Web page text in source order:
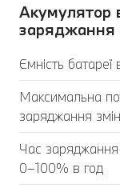
Акумулятор
заряджання
Ємність
Максимальна
заряджання
Час
0–100% в год